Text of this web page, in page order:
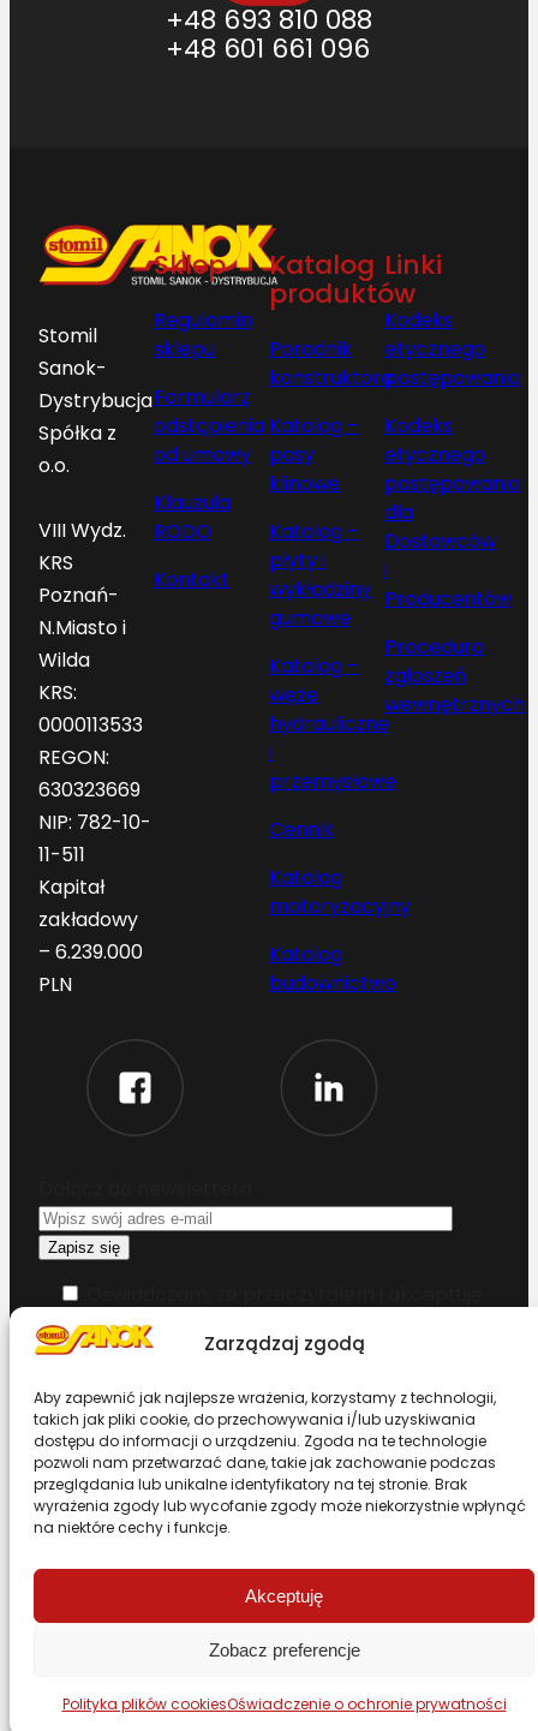
Zarządzaj zgodą
Aby zapewnić jak najlepsze wrażenia, korzystamy z technologii,
takich jak pliki cookie, do przechowywania i/lub uzyskiwania
dostępu do informacji o urządzeniu. Zgoda na te technologie
pozwoli nam przetwarzać dane, takie jak zachowanie podczas
przeglądania lub unikalne identyfikatory na tej stronie. Brak
wyrażenia zgody lub wycofanie zgody może niekorzystnie wpłynąć
na niektóre cechy i funkcje.
Akceptuję
Zobacz preferencje
Polityka plików cookiesOświadczenie o ochronie prywatności
+48 693 810 088
+48 601 661 096
Stomil
Sanok-
Dystrybucja
Spółka z
o.o.
VIII Wydz.
KRS
Poznań-
N.Miasto i
Wilda
KRS:
0000113533
REGON:
630323669
NIP: 782-10-
11-511
Kapitał
zakładowy
– 6.239.000
PLN
Sklep
Regulamin
sklepu
Formularz
odstąpienia
od umowy
Klauzula
RODO
Kontakt
Katalog
produktów
Poradnik
konstruktora
Katalog –
pasy
klinowe
Katalog –
płyty i
wykładziny
gumowe
Katalog –
węże
hydrauliczne
i
przemysłowe
Cennik
Katalog
motoryzacyjny
Katalog
budownictwo
Linki
Kodeks
etycznego
postępowania
Kodeks
etycznego
postępowania
dla
Dostawców
i
Producentów
Procedura
zgłoszeń
wewnętrznych
warunki korzystania z serwisu
Design & Code by Foxstudio.eu
Przewiń stronę do góry